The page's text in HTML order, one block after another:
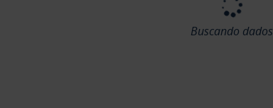
Buscando dados